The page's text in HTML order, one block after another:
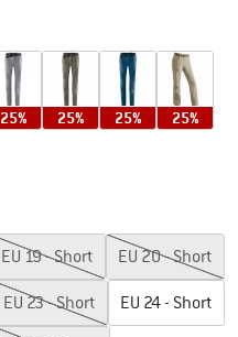
25% 25% 25% 25%
EU 19 - Short EU 20 - Short
EU 23 - Short EU 24 - Short